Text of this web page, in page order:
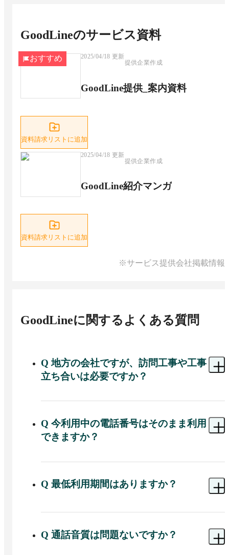
GoodLineのサービス資料
おすすめ 2025/04/18 更新
提供企業作成
GoodLine提供_案内資料
資料請求リストに追加
2025/04/18 更新
提供企業作成
GoodLine紹介マンガ
資料請求リストに追加
※サービス提供会社掲載情報
GoodLineに関するよくある質問
Q地方の会社ですが、訪問工事や工事
立ち合いは必要ですか？
A クラウドPBXは工事不要なので、訪問工事はご
機を送付しますので、お立合い不要、すべてオン
ラインで完結します。
Q 今利用中の電話番号はそのまま利用
できますか？
A 各キャリア発番の市外局番の電話番号やSIPトラ
までの利用に加え、新規の番号発番も可能です。
Q 最低利用期間はありますか？
A ありません。利用料は毎月末に翌月分をお支払
Q 通話音質は問題ないですか？